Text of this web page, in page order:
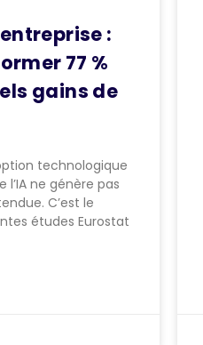
:
77 %
gains de
technologique
l’IA ne génère pas
C’est le
études Eurostat